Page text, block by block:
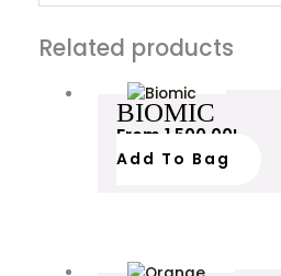
Related products
BIOMIC
From 1,500.00L
Add To Bag